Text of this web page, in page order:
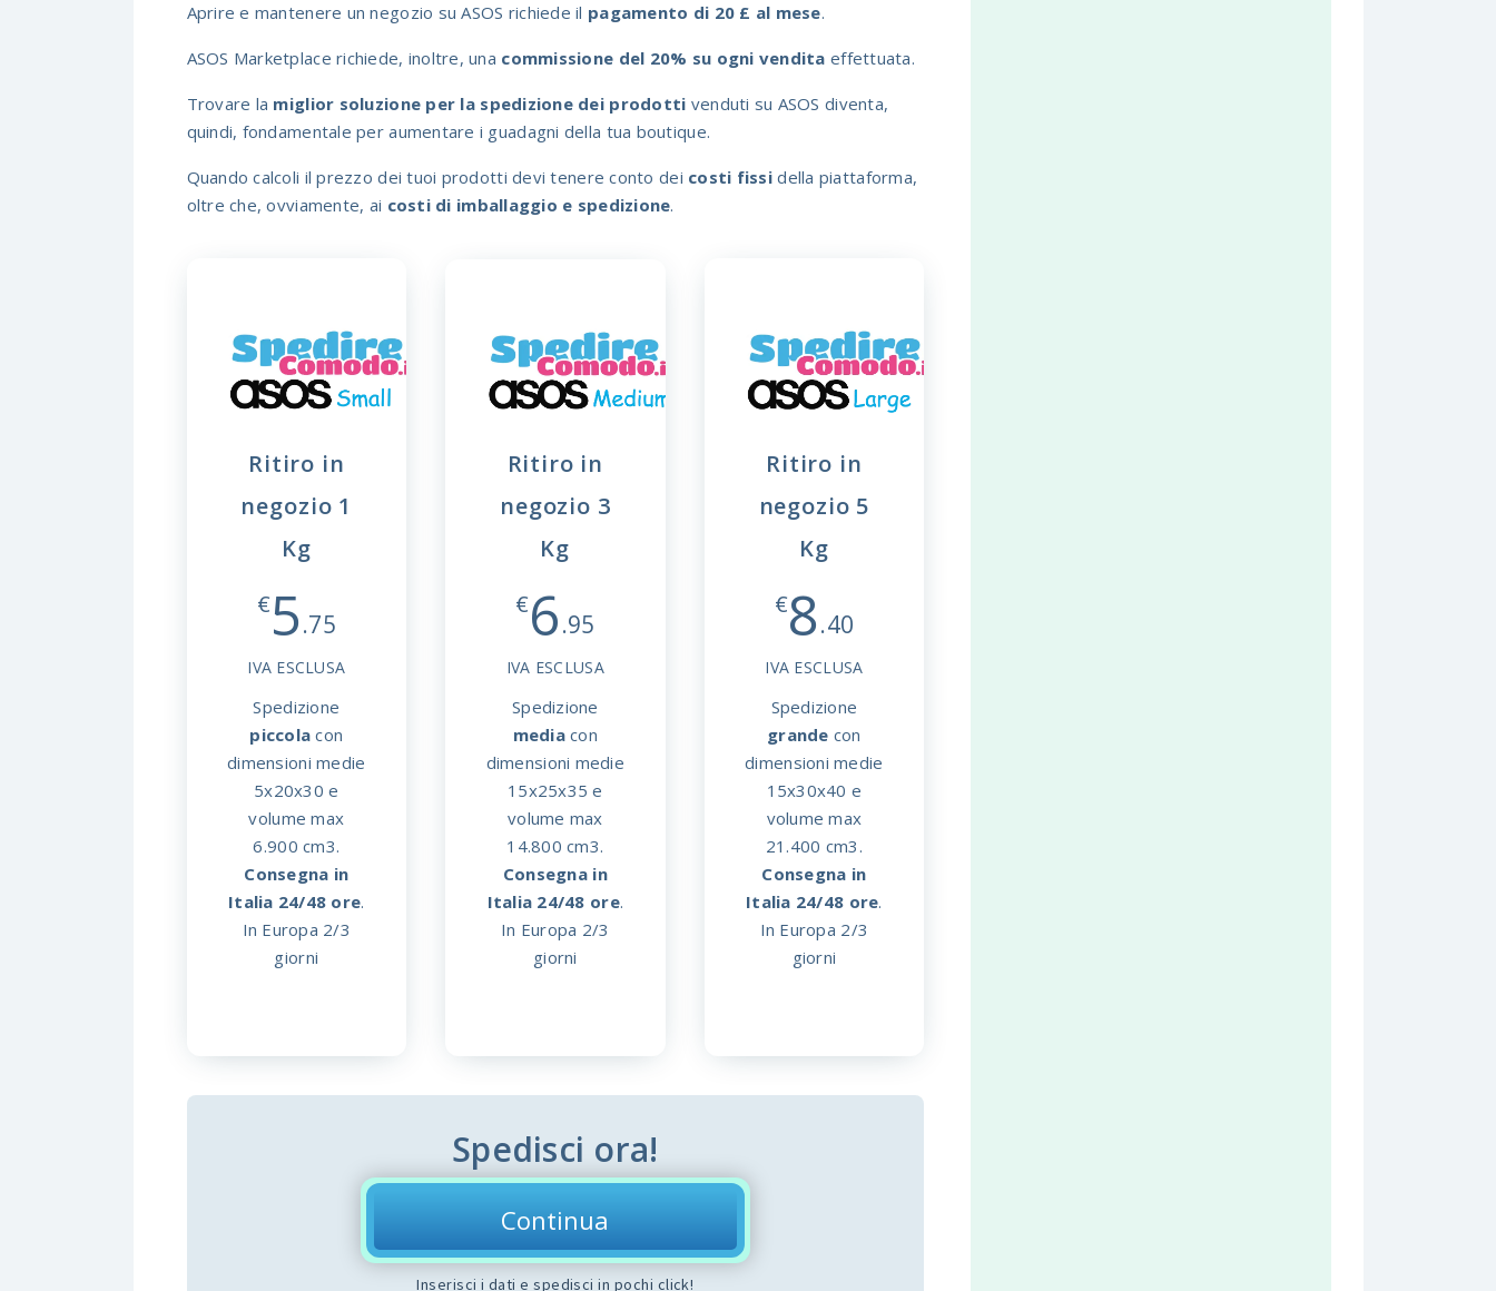
Aprire e mantenere un negozio su ASOS richiede il pagamento di 20 £ al mese.
ASOS Marketplace richiede, inoltre, una commissione del 20% su ogni vendita effettuata.
Trovare la miglior soluzione per la spedizione dei prodotti venduti su ASOS diventa,
quindi, fondamentale per aumentare i guadagni della tua boutique.
Quando calcoli il prezzo dei tuoi prodotti devi tenere conto dei costi fissidella piattaforma,
oltre che, ovviamente, ai costi di imballaggio e spedizione.
Ritiro in
negozio 1
Kg
€5.75
IVA ESCLUSA
Spedizione
piccola con
dimensioni medie
5x20x30 e
volume max
6.900 cm3.
Consegna in
Italia 24/48 ore.
In Europa 2/3
giorni
Ritiro in
negozio 3
Kg
€6.95
IVA ESCLUSA
Spedizione
mediacon
dimensioni medie
15x25x35 e
volume max
14.800 cm3.
Consegna in
Italia 24/48 ore.
In Europa 2/3
giorni
Ritiro in
negozio 5
Kg
€8.40
IVA ESCLUSA
Spedizione
grande con
dimensioni medie
15x30x40 e
volume max
21.400 cm3.
Consegna in
Italia 24/48 ore.
In Europa 2/3
giorni
Spedisci ora!
Continua
Inserisci i dati e spedisci in pochi click!